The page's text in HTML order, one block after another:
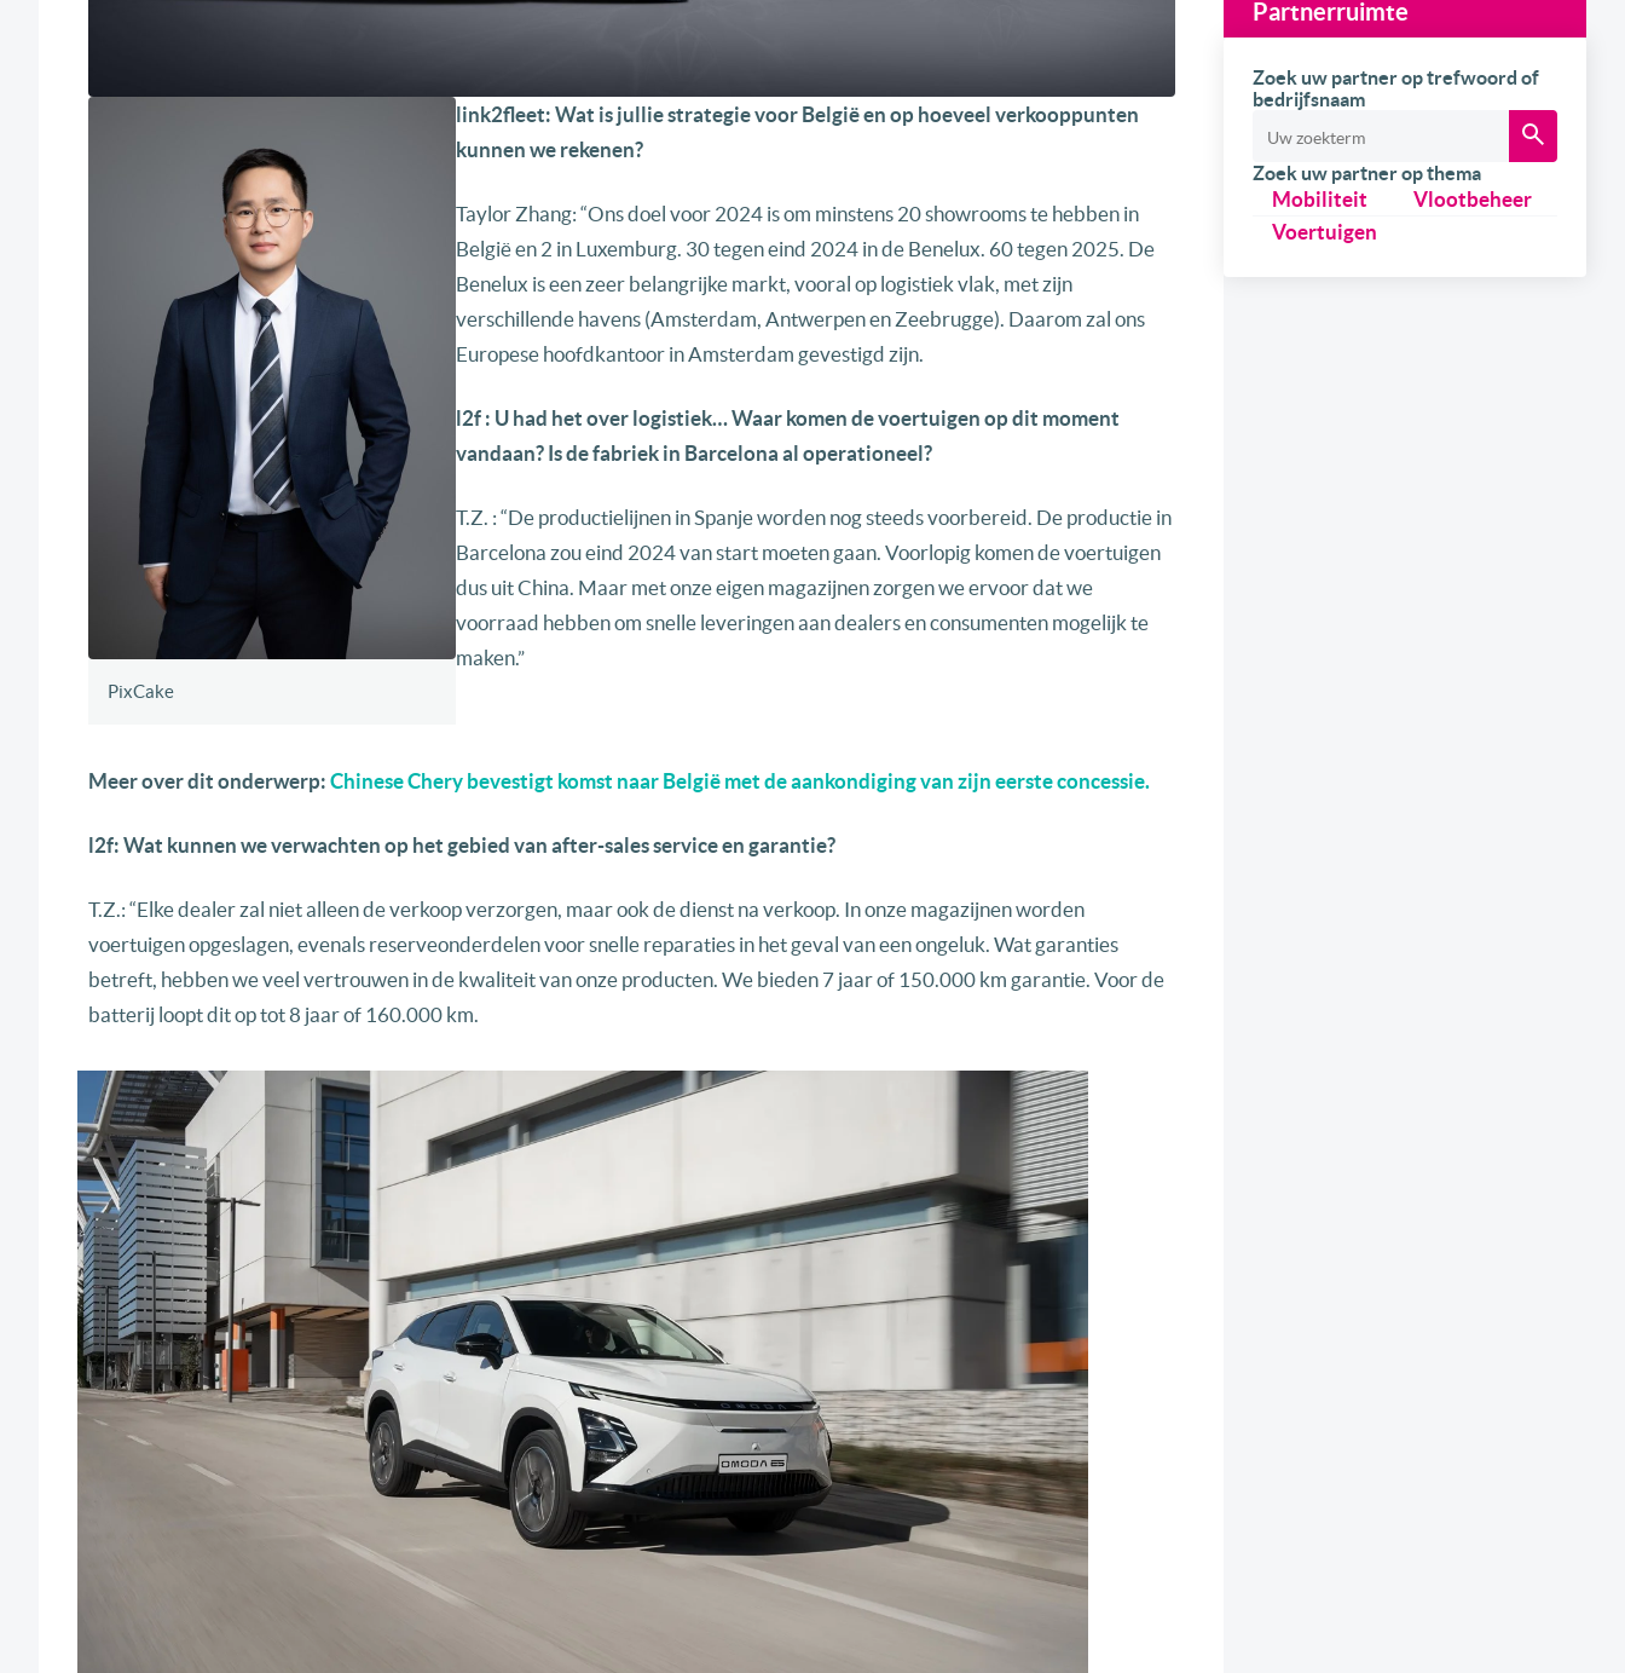
PixCake
link2fleet: Wat is jullie strategie voor België en op hoeveel verkooppunten
kunnen we rekenen?
Taylor Zhang: “Ons doel voor 2024 is om minstens 20 showrooms te hebben in
België en 2 in Luxemburg. 30 tegen eind 2024 in de Benelux. 60 tegen 2025. De
Benelux is een zeer belangrijke markt, vooral op logistiek vlak, met zijn
verschillende havens (Amsterdam, Antwerpen en Zeebrugge). Daarom zal ons
Europese hoofdkantoor in Amsterdam gevestigd zijn.
l2f : U had het over logistiek… Waar komen de voertuigen op dit moment
vandaan? Is de fabriek in Barcelona al operationeel?
T.Z. : “De productielijnen in Spanje worden nog steeds voorbereid. De productie in
Barcelona zou eind 2024 van start moeten gaan. Voorlopig komen de voertuigen
dus uit China. Maar met onze eigen magazijnen zorgen we ervoor dat we
voorraad hebben om snelle leveringen aan dealers en consumenten mogelijk te
maken.”
Meer over dit onderwerp: Chinese Chery bevestigt komst naar België met de aankondiging van zijn eerste concessie.
l2f: Wat kunnen we verwachten op het gebied van after-sales service en garantie?
T.Z.: “Elke dealer zal niet alleen de verkoop verzorgen, maar ook de dienst na verkoop. In onze magazijnen worden
voertuigen opgeslagen, evenals reserveonderdelen voor snelle reparaties in het geval van een ongeluk. Wat garanties
betreft, hebben we veel vertrouwen in de kwaliteit van onze producten. We bieden 7 jaar of 150.000 km garantie. Voor de
batterij loopt dit op tot 8 jaar of 160.000 km.
Partnerruimte
Zoek uw partner op trefwoord of
bedrijfsnaam
Zoek uw partner op thema
Mobiliteit
Vlootbeheer
Voertuigen